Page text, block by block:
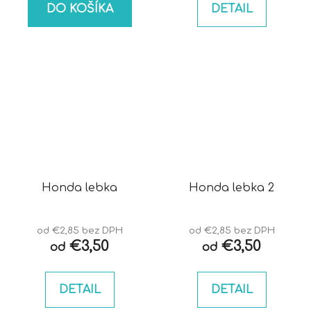
DO KOŠÍKA DETAIL
Honda lebka
od €2,85 bez DPH
od €3,50
DETAIL
Honda lebka 2
od €2,85 bez DPH
od €3,50
DETAIL